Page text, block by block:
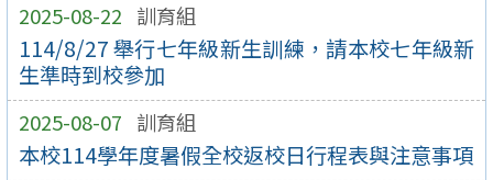
2025-08-22 訓育組
114/8/27 舉行七年級新生訓練，請本校七年級新
生準時到校參加
2025-08-07 訓育組
本校114學年度暑假全校返校日行程表與注意事項